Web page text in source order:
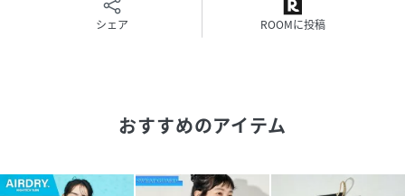
でスタイリング出来ます。
暑い季節も快適に過ごせる汎用性の高い一枚です。
シェア ROOMに投稿
おすすめのアイテム